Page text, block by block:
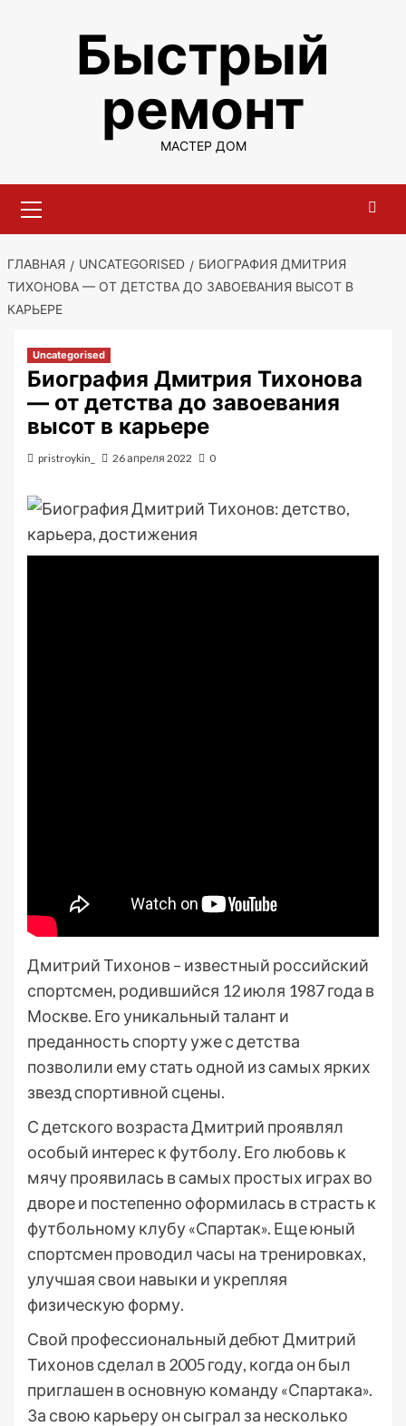
содержимомуБыстрый
ремонт
МАСТЕР ДОМ
меню
ГЛАВНАЯ UNCATEGORISED
БИОГРАФИЯ ДМИТРИЯ
ТИХОНОВА — ОТ ДЕТСТВА ДО ЗАВОЕВАНИЯ ВЫСОТ В
КАРЬЕРЕ
Uncategorised
Биография Дмитрия Тихонова
— от детства до завоевания
высот в карьере
pristroykin_ 26 апреля 2022 0
Дмитрий Тихонов – известный российский
спортсмен, родившийся 12 июля 1987 года в
Москве. Его уникальный талант и
преданность спорту уже с детства
позволили ему стать одной из самых ярких
звезд спортивной сцены.
С детского возраста Дмитрий проявлял
особый интерес к футболу. Его любовь к
мячу проявилась в самых простых играх во
дворе и постепенно оформилась в страсть к
футбольному клубу «Спартак». Еще юный
спортсмен проводил часы на тренировках,
улучшая свои навыки и укрепляя
физическую форму.
Свой профессиональный дебют Дмитрий
Тихонов сделал в 2005 году, когда он был
приглашен в основную команду «Спартака».
За свою карьеру он сыграл за несколько